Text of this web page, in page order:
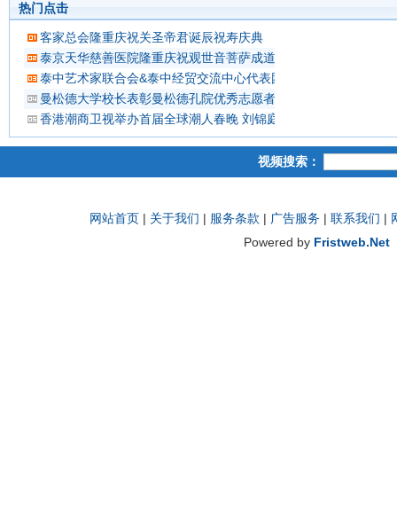
热门点击
客家总会隆重庆祝关圣帝君诞辰祝寿庆典
泰京天华慈善医院隆重庆祝观世音菩萨成道吉日延僧诵经祈福
泰中艺术家联合会&泰中经贸交流中心代表团 蔡义批会长率领抵
曼松德大学校长表彰曼松德孔院优秀志愿者教师
香港潮商卫视举办首届全球潮人春晚 刘锦庭等侨领出席
视频搜索：
网站首页 | 关于我们 | 服务条款 | 广告服务 | 联系我们 |
Powered by Fristweb.Net